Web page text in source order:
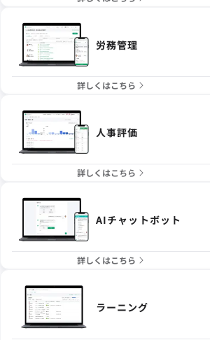
労務管理
詳しくはこちら
人事評価
詳しくはこちら
AIチャットボット
詳しくはこちら
ラーニング